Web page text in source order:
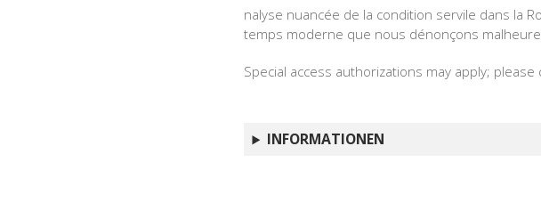
nalyse nuancée de la condition servile dans la
temps moderne que nous dénonçons
Special access authorizations may apply;
INFORMATIONEN